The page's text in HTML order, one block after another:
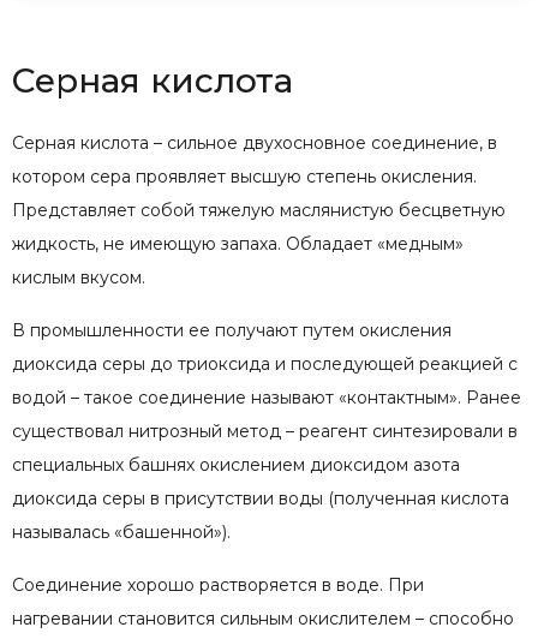
Серная кислота
Серная кислота – сильное двухосновное соединение, в
котором сера проявляет высшую степень окисления.
Представляет собой тяжелую маслянистую бесцветную
жидкость, не имеющую запаха. Обладает «медным»
кислым вкусом.
В промышленности ее получают путем окисления
диоксида серы до триоксида и последующей реакцией с
водой – такое соединение называют «контактным». Ранее
существовал нитрозный метод – реагент синтезировали в
специальных башнях окислением диоксидом азота
диоксида серы в присутствии воды (полученная кислота
называлась «башенной»).
Соединение хорошо растворяется в воде. При
нагревании становится сильным окислителем – способно